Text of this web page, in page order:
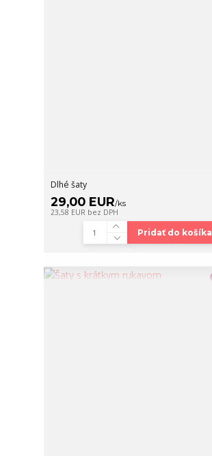
Dlhé šaty
29,00 EUR/ks
23,58 EUR bez DPH
Pridať do košíka